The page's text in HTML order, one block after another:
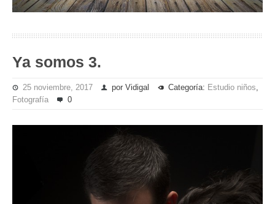
Ya somos 3.
25 noviembre, 2017 por Vidigal Categoría: Estudio niños,
Fotografía
0